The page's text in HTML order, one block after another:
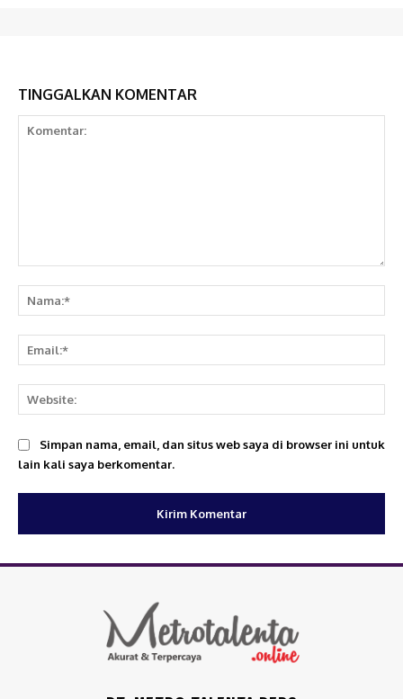
TINGGALKAN KOMENTAR
Simpan nama, email, dan situs web saya di browser ini untuk
lain kali saya berkomentar.